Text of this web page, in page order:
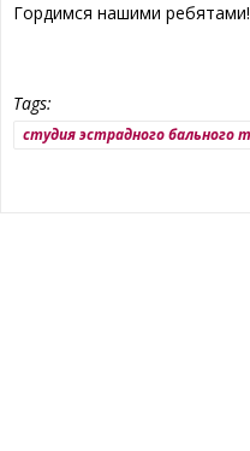
Гордимся нашими ребятами!
Tags:
студия эстрадного бального